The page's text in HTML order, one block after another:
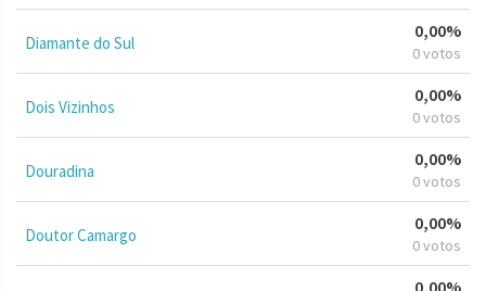
Diamante do Sul
0,00%
0 votos
Dois Vizinhos
0,00%
0 votos
Douradina
0,00%
0 votos
Doutor Camargo
0,00%
0 votos
0,00%